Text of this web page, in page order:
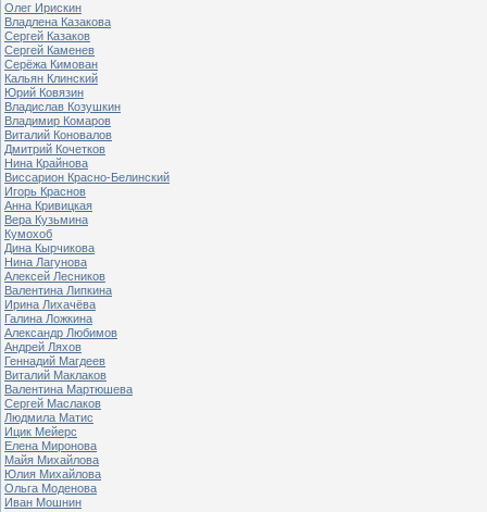
Олег Ирискин
Владлена Казакова
Сергей Казаков
Сергей Каменев
Серёжа Кимован
Кальян Клинский
Юрий Ковязин
Владислав Козушкин
Владимир Комаров
Виталий Коновалов
Дмитрий Кочетков
Нина Крайнова
Виссарион Красно-Белинский
Игорь Краснов
Анна Кривицкая
Вера Кузьмина
Кумохоб
Дина Кырчикова
Нина Лагунова
Алексей Лесников
Валентина Липкина
Ирина Лихачёва
Галина Ложкина
Александр Любимов
Андрей Ляхов
Геннадий Магдеев
Виталий Маклаков
Валентина Мартюшева
Сергей Маслаков
Людмила Матис
Ицик Мейерс
Елена Миронова
Майя Михайлова
Юлия Михайлова
Ольга Моденова
Иван Мошнин